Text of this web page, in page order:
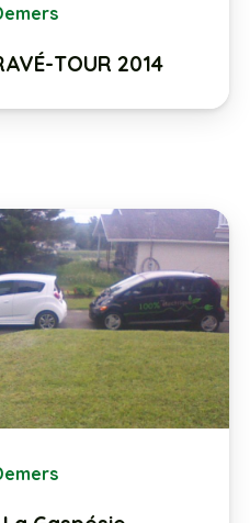
TOUR 2014